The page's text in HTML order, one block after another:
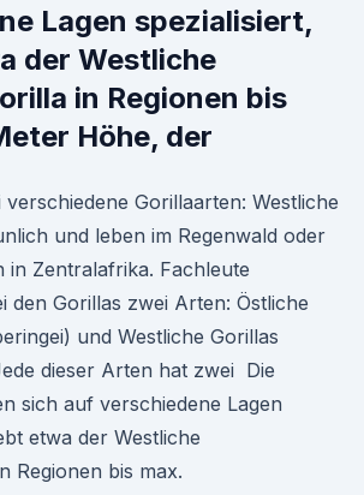
Lagen spezialisiert,
der Westliche
in Regionen bis
Höhe, der
verschiedene Gorillaarten: Westliche
und leben im Regenwald oder
in Zentralafrika. Fachleute
den Gorillas zwei Arten: Östliche
und Westliche Gorillas
dieser Arten hat zwei Die
sich auf verschiedene Lagen
etwa der Westliche
Regionen bis max.